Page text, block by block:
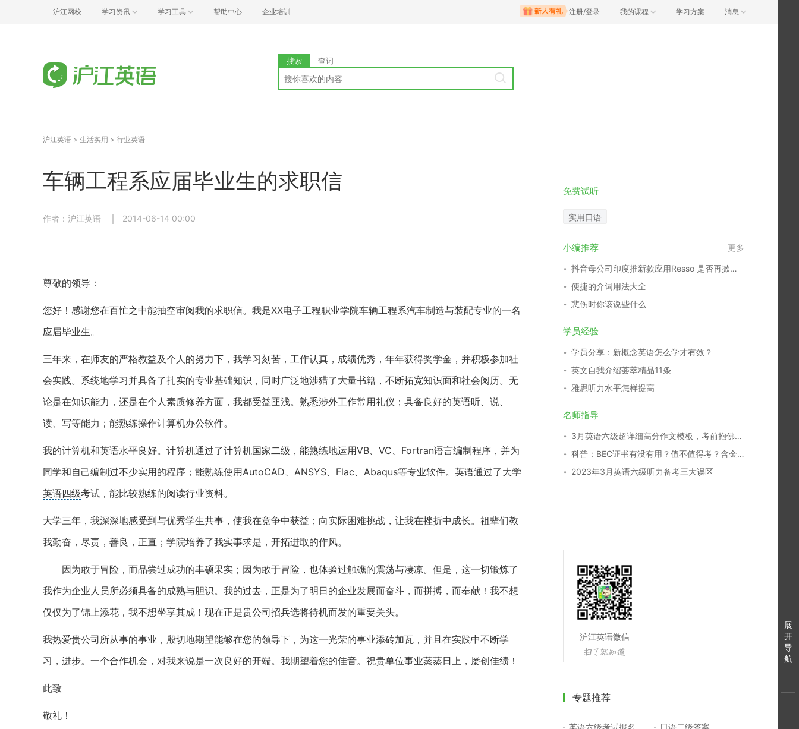
沪江网校 学习资讯 学习工具 帮助中心 企业培训 注册/登录 我的课程 学习方案 消息
搜索 查词
沪江英语 > 生活实用 > 行业英语
车辆工程系应届毕业生的求职信
作者：沪江英语 2014-06-14 00:00
尊敬的领导：
您好！感谢您在百忙之中能抽空审阅我的求职信。我是XX电子工程职业学院车辆工程系汽车制造与装配专业的一名
应届毕业生。
三年来，在师友的严格教益及个人的努力下，我学习刻苦，工作认真，成绩优秀，年年获得奖学金，并积极参加社
会实践。系统地学习并具备了扎实的专业基础知识，同时广泛地涉猎了大量书籍，不断拓宽知识面和社会阅历。无
论是在知识能力，还是在个人素质修养方面，我都受益匪浅。熟悉涉外工作常用礼仪 ；具备良好的英语听、说、
读、写等能力；能熟练操作计算机办公软件。
我的计算机和英语水平良好。计算机通过了计算机国家二级，能熟练地运用VB、VC、Fortran语言编制程序，并为
同学和自己编制过不少实用的程序；能熟练使用AutoCAD、ANSYS、Flac、Abaqus等专业软件。英语通过了大学
英语四级考试，能比较熟练的阅读行业资料。
大学三年，我深深地感受到与优秀学生共事，使我在竞争中获益；向实际困难挑战，让我在挫折中成长。祖辈们教
我勤奋，尽责，善良，正直；学院培养了我实事求是，开拓进取的作风。
因为敢于冒险，而品尝过成功的丰硕果实；因为敢于冒险，也体验过触礁的震荡与凄凉。但是，这一切锻炼了
我作为企业人员所必须具备的成熟与胆识。我的过去，正是为了明日的企业发展而奋斗，而拼搏，而奉献！我不想
仅仅为了锦上添花，我不想坐享其成！现在正是贵公司招兵选将待机而发的重要关头。
我热爱贵公司所从事的事业，殷切地期望能够在您的领导下，为这一光荣的事业添砖加瓦，并且在实践中不断学
习，进步。一个合作机会，对我来说是一次良好的开端。我期望着您的佳音。祝贵单位事业蒸蒸日上，屡创佳绩！
此致
敬礼！
免费试听
实用口语
小编推荐 更多
抖音母公司印度推新款应用Resso 是否再掀热潮
便捷的介词用法大全
悲伤时你该说些什么
学员经验
学员分享：新概念英语怎么学才有效？
英文自我介绍荟萃精品11条
雅思听力水平怎样提高
名师指导
3月英语六级超详细高分作文模板，考前抱佛脚秘籍！
科普：BEC证书有没有用？值不值得考？含金量如何？
2023年3月英语六级听力备考三大误区
沪江英语微信
专题推荐
英语六级考试报名
日语二级答案
展
开
导
航